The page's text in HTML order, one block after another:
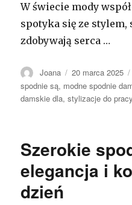
W świecie mody
spotyka się ze stylem,
zdobywają serca …
Autor
Joana Opublikowano
20 marca 2025
spodnie są, modne spodnie
damskie dla,stylizacje do pracy
Szerokie
elegancja i
dzień